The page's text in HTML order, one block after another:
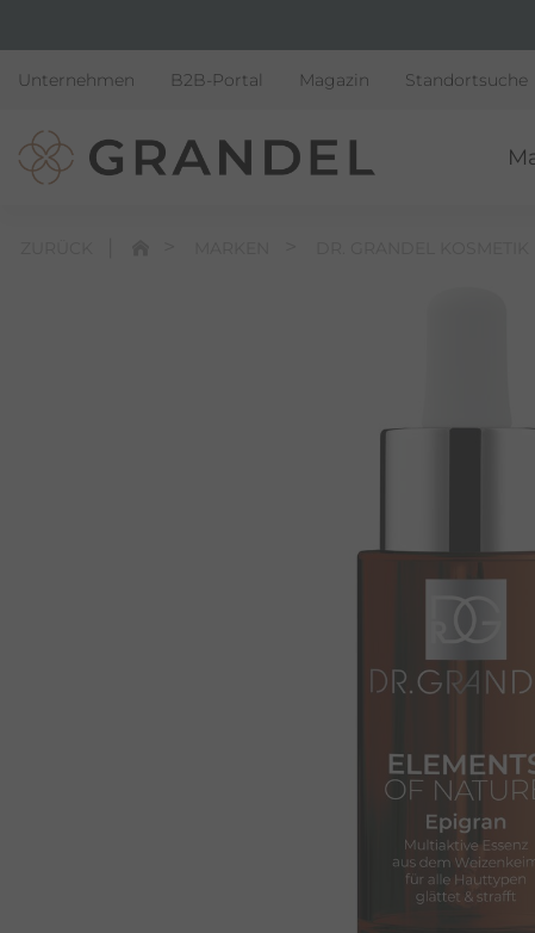
Unternehmen B2B-Portal Magazin Standortsuche